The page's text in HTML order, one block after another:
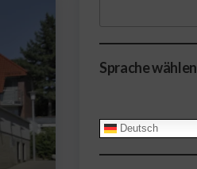
Sprache wählen
Deutsch